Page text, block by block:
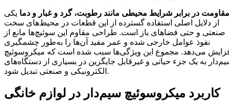
مقاومت در برابر شرایط محیطی مانند رطوبت، گرد و غبار و دما یکی
از دلایل اصلی استفاده گسترده از این قطعات در محیط‌های سخت
صنعتی و حتی فضاهای باز است. طراحی مقاوم این سوئیچ‌ها مانع از
نفوذ عوامل خارجی شده و عمر مفید آن‌ها را به‌طور چشمگیری
می‌دهد. مجموع این ویژگی‌ها سبب شده است که میکروسوئیچ
به یک جزء حیاتی و غیرقابل جایگزین در بسیاری از دستگاه‌های
الکترونیکی و صنعتی تبدیل شود.
کاربرد میکروسوئیچ سیم‌دار در لوازم خانگی